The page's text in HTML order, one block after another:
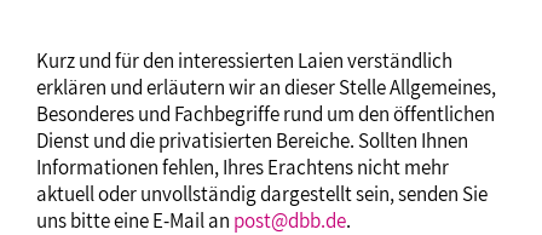
Kurz und für den interessierten Laien verständlich
erklären und erläutern wir an dieser Stelle Allgemeines,
Besonderes und Fachbegriffe rund um den öffentlichen
Dienst und die privatisierten Bereiche. Sollten Ihnen
Informationen fehlen, Ihres Erachtens nicht mehr
aktuell oder unvollständig dargestellt sein, senden Sie
uns bitte eine E-Mail an post@dbb.de.